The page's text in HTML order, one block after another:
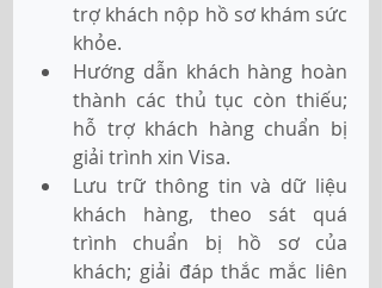
trợ khách nộp hồ sơ khám sức
khỏe.
Hướng dẫn khách hàng hoàn
thành các thủ tục còn thiếu;
hỗ trợ khách hàng chuẩn bị
giải trình xin Visa.
Lưu trữ thông tin và dữ liệu
khách hàng, theo sát quá
trình chuẩn bị hồ sơ của
khách; giải đáp thắc mắc liên